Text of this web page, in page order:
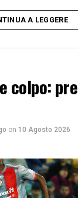
A LEGGERE
colpo:
on 10 Agosto 2026